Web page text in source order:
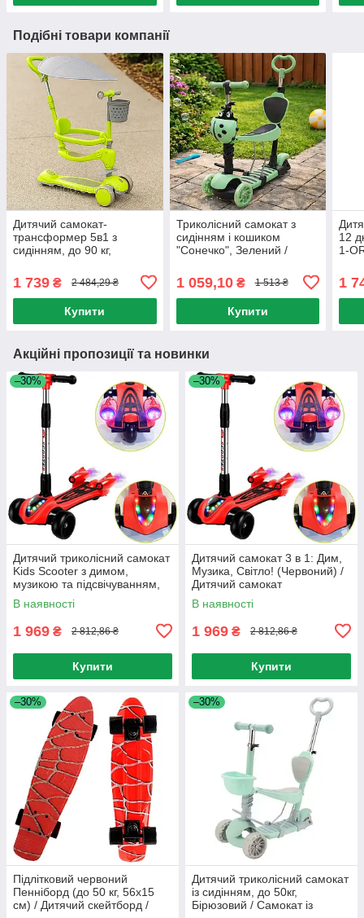
Подібні товари компанії
Дитячий самокат-
трансформер 5в1 з
сидінням, до 90 кг,
дітей / Самокат коляска /
Самокат з ручкою
1 739 ₴ 2 484,29 ₴
Купити
Триколісний самокат з
сидінням і кошиком
"Сонечко", Зелений /
Самокат для дітей
1 059,10₴ 1 513 ₴
Купити
12
1-
1
Акційні пропозиції та новинки
–30%
Дитячий триколісний самокат
Kids Scooter з димом,
музикою та підсвічуванням,
Червоний / Дитячий самокат
В наявності
1 969 ₴ 2 812,86 ₴
Купити
–30%
Дитячий самокат 3 в 1: Дим,
Музика, Світло! (Червоний) /
Дитячий самокат
В наявності
1 969 ₴ 2 812,86 ₴
Купити
–30%
Підлітковий червоний
Пенніборд (до 50 кг, 56x15
см) / Дитячий скейтборд /
–30%
Дитячий триколісний самокат
із сидінням, до 50кг,
Бірюзовий / Самокат із